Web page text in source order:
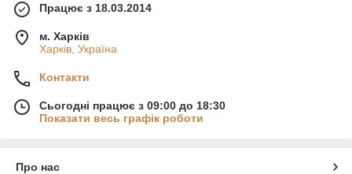
Працює з 18.03.2014
м. Харків
Харків, Україна
Контакти
Сьогодні працює з 09:00 до 18:30
Показати весь графік роботи
Про нас